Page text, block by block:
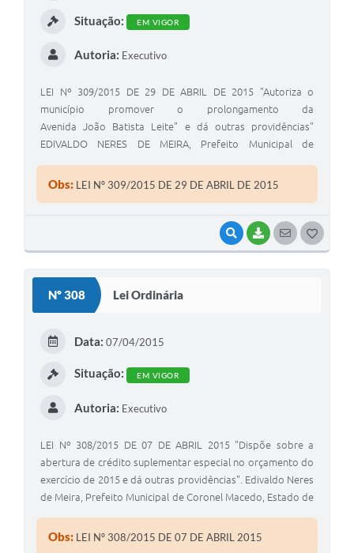
VISUALIZAR
BAIXARSEGUIR
Situação: EM VIGOR
Autoria: Executivo
LEI Nº 309/2015 DE 29 DE ABRIL DE 2015 "Autoriza o
município promover o prolongamento da
Avenida João Batista Leite" e dá outras providências"
EDIVALDO NERES DE MEIRA, Prefeito Municipal de
atribuições legais
Obs: LEI Nº 309/2015 DE 29 DE ABRIL DE 2015
Nº 308 Lei Ordinária
Data: 07/04/2015
Situação: EM VIGOR
Autoria: Executivo
LEI Nº 308/2015 DE 07 DE ABRIL 2015 "Dispõe sobre a
abertura de crédito suplementar especial no orçamento do
exercício de 2015 e dá outras providências". Edivaldo Neres
de Meira, Prefeito Municipal de Coronel Macedo, Estado de
Obs: LEI Nº 308/2015 DE 07 DE ABRIL 2015